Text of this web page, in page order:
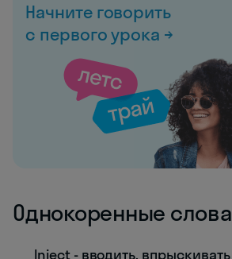
Начните говорить
с первого урока →
Однокоренные слова
Inject - вводить, впрыскивать